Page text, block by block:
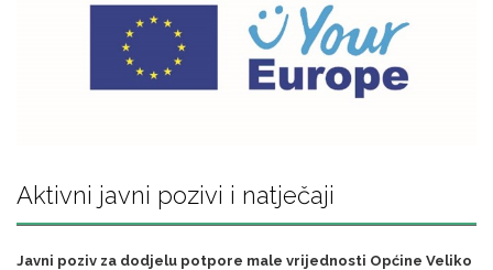
Aktivni javni pozivi i natječaji
Javni poziv za dodjelu potpore male vrijednosti Općine Veliko